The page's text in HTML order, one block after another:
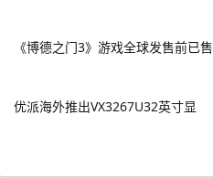
《博德之门3》游戏全球发售前已
优派海外推出VX3267U32英寸显